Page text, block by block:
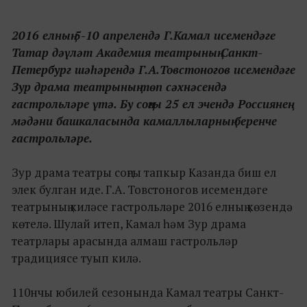
2016 елның 5-10 апрелендә Г.Камал исемендәге
Татар дәүләт Академия театрының Санкт-
Петербург шәһәрендә Г.А.Товстоногов исемендәге
Зур драма театрының төп сәхнәсендә
гастрольләре үтә. Бу соңгы 25 ел эчендә Россиянең
мәдәни башкаласында камаллыларның беренче
гастрольләре.
Зур драма театры соңгы тапкыр Казанда биш ел
элек булган иде. Г.А. Товстоногов исемендәге
театрының киләсе гастрольләре 2016 елның көзендә
көтелә. Шулай итеп, Камал һәм Зур драма
театрлары арасында алмаш гастрольләр
традициясе туып килә.
110нчы юбилей сезонында Камал театры Санкт-